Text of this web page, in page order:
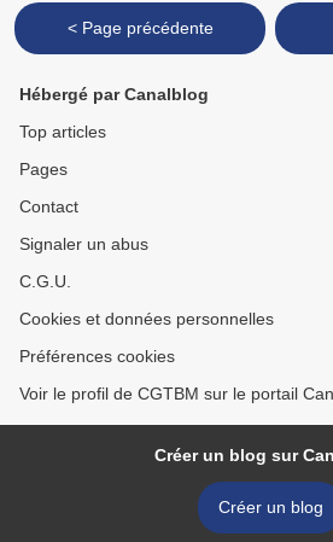
< Page précédente
Hébergé par Canalblog
Top articles
Pages
Contact
Signaler un abus
C.G.U.
Cookies et données personnelles
Préférences cookies
Voir le profil de CGTBM sur le portail
Créer un blog sur
Créer un blog